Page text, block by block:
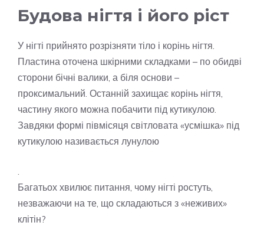
Будова нігтя і його ріст
У нігті прийнято розрізняти тіло і корінь нігтя.
Пластина оточена шкірними складками – по обидві
сторони бічні валики, а біля основи –
проксимальний. Останній захищає корінь нігтя,
частину якого можна побачити під кутикулою.
Завдяки формі півмісяця світловата «усмішка» під
кутикулою називається лунулою
Багатьох хвилює питання, чому нігті ростуть,
незважаючи на те, що складаються з «неживих»
клітін?